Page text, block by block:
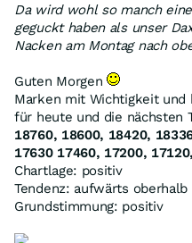
Da wird wohl so manch
geguckt haben als unser
Nacken am Montag nach
Guten Morgen
Marken mit Wichtigkeit
für heute und die nächsten
18760, 18600, 18420,
17630 17460, 17200,
Chartlage: positiv
Tendenz: aufwärts
Grundstimmung: positiv